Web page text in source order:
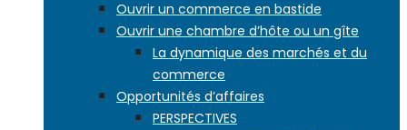
Ouvrir un commerce en bastide
Ouvrir une chambre d’hôte ou un gîte
La dynamique des marchés et du
commerce
Opportunités d’affaires
PERSPECTIVES